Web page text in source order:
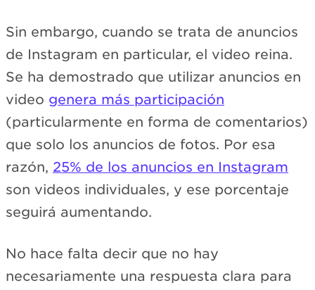
Sin embargo, cuando se trata de anuncios
de Instagram en particular, el video reina.
Se ha demostrado que utilizar anuncios en
video genera más participación
(particularmente en forma de comentarios)
que solo los anuncios de fotos. Por esa
razón, 25% de los anuncios en Instagram
son videos individuales, y ese porcentaje
seguirá aumentando.
No hace falta decir que no hay
necesariamente una respuesta clara para